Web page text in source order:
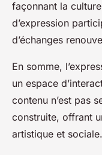
façonnant la
d’expression
d’échanges
En somme,
un espace
contenu n’est pas
construite, offrant
artistique et sociale.